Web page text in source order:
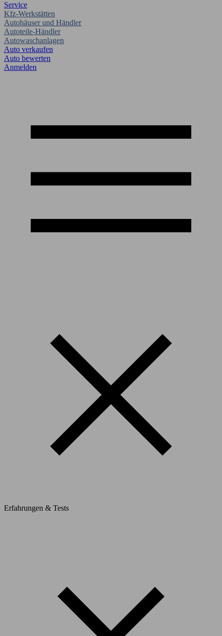
Service
Kfz-Werkstätten
Autohäuser und Händler
Autoteile-Händler
Autowaschanlagen
Auto verkaufen
Auto bewerten
Anmelden
Erfahrungen & Tests